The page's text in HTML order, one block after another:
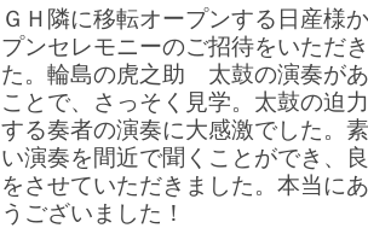
ＧＨ隣に移転オープンする日産様
プンセレモニーのご招待をいただ
た。輪島の虎之助 太鼓の演奏が
ことで、さっそく見学。太鼓の迫
する奏者の演奏に大感激でした。
い演奏を間近で聞くことができ、
をさせていただきました。本当に
うございました！